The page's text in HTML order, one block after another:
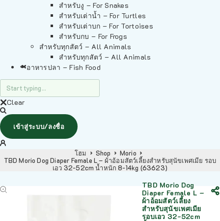
สำหรับงู – For Snakes
สำหรับเต่าน้ำ – For Turtles
สำหรับเต่าบก – For Tortoises
สำหรับกบ – For Frogs
สำหรับทุกสัตว์ – All Animals
สำหรับทุกสัตว์ – All Animals
อาหารปลา – Fish Food
Clear
เข้าสู่ระบบ/ลงชื่อ
โฮม Shop
Morio
TBD Morio Dog Diaper Female L – ผ้าอ้อมสัตว์เลี้ยงสำหรับสุนัขเพศเมีย รอบ
เอว 32-52cm น้ำหนัก 8-14kg (63623)
TBD Morio Dog
Diaper Female L –
ผ้าอ้อมสัตว์เลี้ยง
สำหรับสุนัขเพศเมีย
รอบเอว 32-52cm